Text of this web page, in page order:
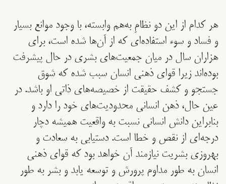
هر کدام از این دو نظامِ به‌هم وابسته، با وجود موانع بسیار
و فساد و سوء استفاده‌ای که از آن‌ها شده است، برای
هزاران سال در میان جمعیت‌های بشری در حال پیشرفت
بوده‌اند زیرا قوای ذهنی انسان سبب شده که شوق
جستجو و کشف حقیقت از خصیصه‌های ذاتی او باشد. در
عین حال، ذهن انسانی محدودیت‌های خود را دارد و
بنابراین دانش انسانی نسبت به واقعیت همیشه دچار
درجه‌ای از نقص و خطا است. دستیابی به سعادت و
بهروزی بشریت نیازمند آن خواهد بود که قوای ذهنی
انسان به طور مداوم پرورش و توسعه یابد و بشر به طور